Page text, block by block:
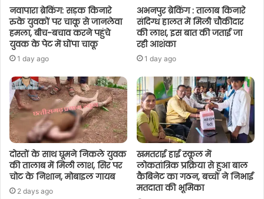
नवापारा ब्रेकिंग: सड़क किनारे
रुके युवकों पर चाकू से जानलेवा
हमला, बीच-बचाव करने पहुंचे
युवक के पेट में घोंपा चाकू
1 day ago
अभनपुर ब्रेकिंग : तालाब किनारे
संदिग्ध हालत में मिली चौकीदार
की लाश, इस बात की जताई जा
रही आशंका
1 day ago
दोस्तों के साथ घूमने निकले युवक
की तालाब में मिली लाश, सिर पर
चोट के निशान, मोबाइल गायब
2 days ago
खमतराई हाई स्कूल में
लोकतांत्रिक प्रक्रिया से हुआ बाल
कैबिनेट का गठन, बच्चों ने निभाई
मतदाता की भूमिका